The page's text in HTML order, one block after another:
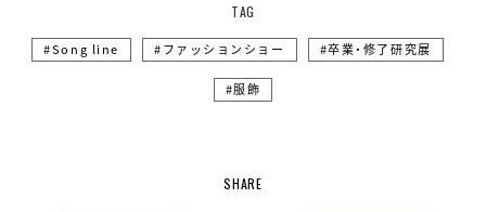
TAG
Song line ファッションショー 卒業・修了研究展
服飾
SHARE